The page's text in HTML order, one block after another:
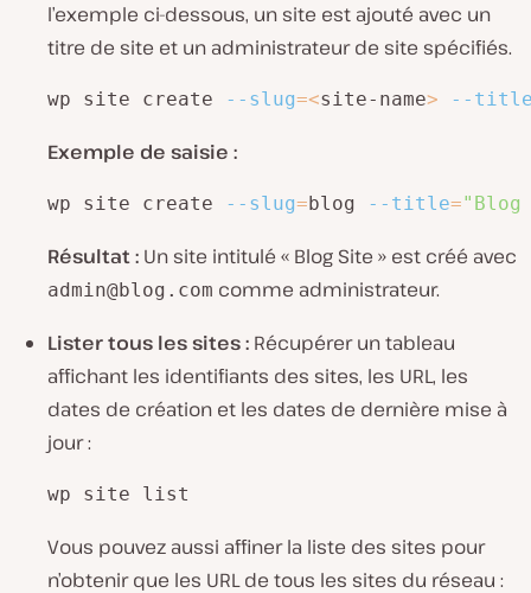
l’exemple ci-dessous, un site est ajouté avec un
titre de site et un administrateur de site spécifiés.
wp site create --slug=<site-name> --
Exemple de saisie :
wp site create --slug=blog --title=
Résultat : Un site intitulé « Blog Site » est créé avec
admin@blog.com comme administrateur.
Lister tous les sites : Récupérer un tableau
affichant les identifiants des sites, les URL, les
dates de création et les dates de dernière mise à
jour :
wp site list
Vous pouvez aussi affiner la liste des sites pour
n’obtenir que les URL de tous les sites du réseau :